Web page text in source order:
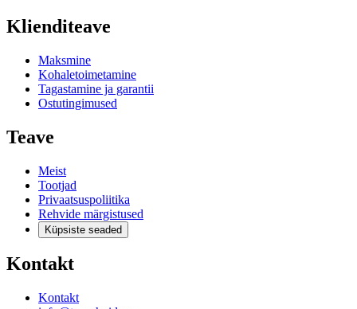
Klienditeave
Maksmine
Kohaletoimetamine
Tagastamine ja garantii
Ostutingimused
Teave
Meist
Tootjad
Privaatsuspoliitika
Rehvide märgistused
Küpsiste seaded
Kontakt
Kontakt